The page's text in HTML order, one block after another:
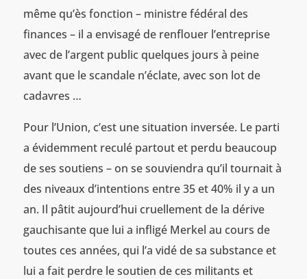
même qu’ès fonction – ministre fédéral des
finances – il a envisagé de renflouer l’entreprise
avec de l’argent public quelques jours à peine
avant que le scandale n’éclate, avec son lot de
cadavres …
Pour l’Union, c’est une situation inversée. Le parti
a évidemment reculé partout et perdu beaucoup
de ses soutiens – on se souviendra qu’il tournait à
des niveaux d’intentions entre 35 et 40% il y a un
an. Il pâtit aujourd’hui cruellement de la dérive
gauchisante que lui a infligé Merkel au cours de
toutes ces années, qui l’a vidé de sa substance et
lui a fait perdre le soutien de ces militants et